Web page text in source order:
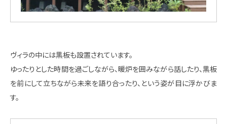
ヴィラの中には黒板も設置されています。
ゆったりとした時間を過ごしながら、暖炉を囲みながら話したり、黒板
を前にして立ちながら未来を語り合ったり、という姿が目に浮かびま
す。